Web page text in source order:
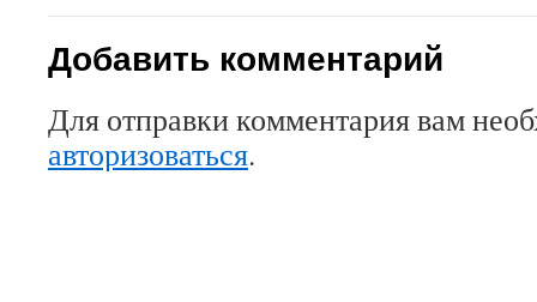
Добавить комментарий
Для отправки комментария вам
авторизоваться.